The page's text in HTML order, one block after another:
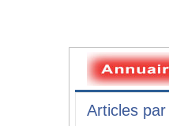
Articles